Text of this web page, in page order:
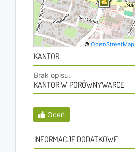
©OpenStreetMap
KANTOR
Brak opisu.
KANTOR W PORÓWNYWARCE
Oceń
INFORMACJE DODATKOWE